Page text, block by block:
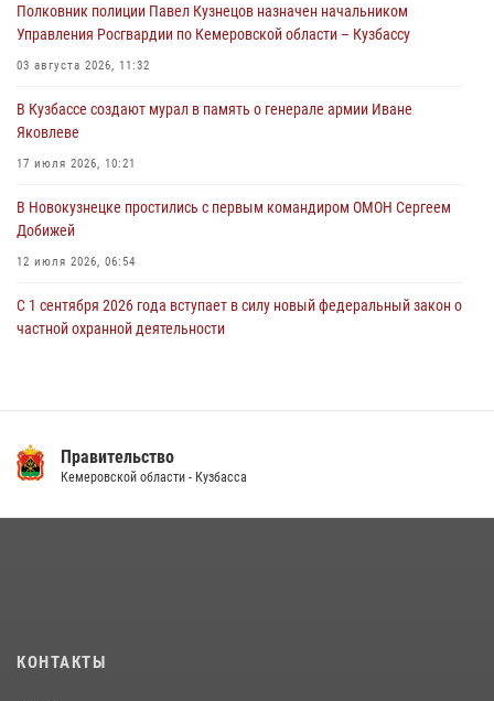
Росгвардейцы задержали мужчину, повредившего имущество
горожанки
06 августа 2026, 08:17
Росгвардейцы пресекли противоправные действия и защитили
новокузнечанку от агрессивного знакомого
06 августа 2026, 07:16
Полковник полиции Павел Кузнецов назначен начальником
Управления Росгвардии по Кемеровской области – Кузбассу
03 августа 2026, 11:32
В Кузбассе создают мурал в память о генерале армии Иване
Яковлеве
17 июля 2026, 10:21
В Новокузнецке простились с первым командиром ОМОН Сергеем
Добижей
12 июля 2026, 06:54
С 1 сентября 2026 года вступает в силу новый федеральный закон о
частной охранной деятельности
14 июля 2026, 08:52 1
20 июля 2026, 10:54
Правительство
Кемеровской области - Кузбасса
КОНТАКТЫ